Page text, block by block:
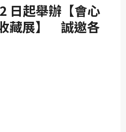
SDG11
SDG12
日起舉辦【會心
藏展】 誠邀各